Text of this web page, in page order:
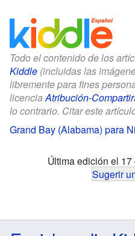
Todo el contenido de los
Kiddle (incluidas las
libremente para fines
licenciaAtribución-
lo contrario. Citar este
Grand Bay (Alabama) para
Última edición el
Sugerir